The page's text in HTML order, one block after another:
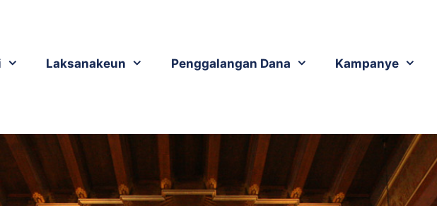
Laksanakeun Penggalangan Dana Kampanye